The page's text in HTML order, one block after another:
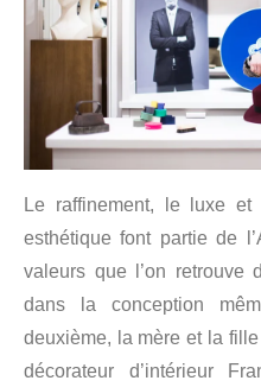
Le raffinement, le luxe et
esthétique font partie de
valeurs que l’on retrouve
dans la conception
deuxième, la mère et la
décorateur d’intérieur